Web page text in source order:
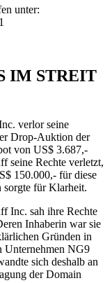
unter:
IM STREIT
verlor seine
Drop-Auktion der
von US$ 3.687,-
seine Rechte verletzt,
150.000,- für diese
für Klarheit.
Inc. sah ihre Rechte
Inhaberin war sie
Gründen in
Unternehmen NG9
sich deshalb an
der Domain